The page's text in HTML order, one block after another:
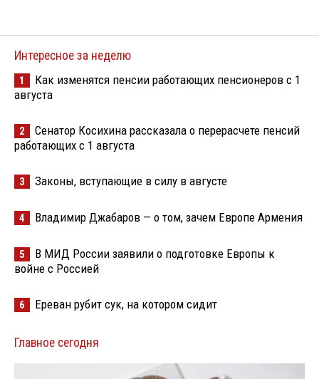
Интересное за неделю
1
Как изменятся пенсии работающих пенсионеров с 1
августа
2
Сенатор Косихина рассказала о перерасчете пенсий
работающих с 1 августа
3 Законы, вступающие в силу в августе
4 Владимир Джабаров — о том, зачем Европе Армения
5
В МИД России заявили о подготовке Европы к
войне с Россией
6 Ереван рубит сук, на котором сидит
Главное сегодня